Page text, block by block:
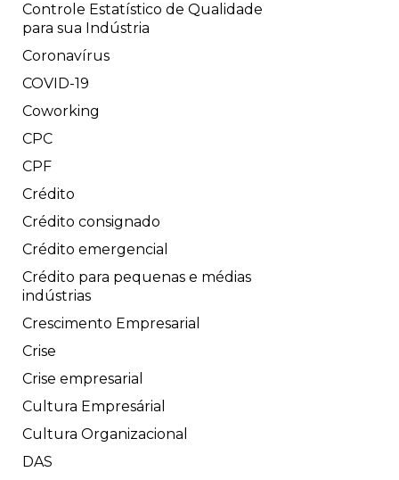
Controle Estatístico de Qualidade
para sua Indústria
Coronavírus
COVID-19
Coworking
CPC
CPF
Crédito
Crédito consignado
Crédito emergencial
Crédito para pequenas e médias
indústrias
Crescimento Empresarial
Crise
Crise empresarial
Cultura Empresárial
Cultura Organizacional
DAS